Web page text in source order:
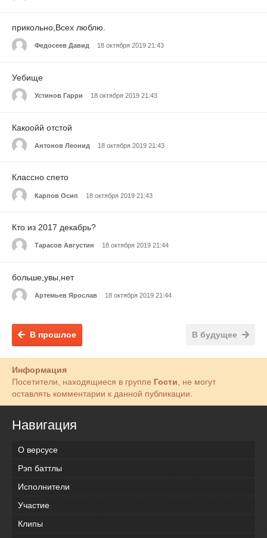
прикольно,Всех люблю.
Федосеев Давид 18 октября 2019 21:43
Уебище
Устинов Гарри 18 октября 2019 21:43
Какоойй отстой
Антонов Леонид 18 октября 2019 21:43
Классно спето
Карпов Осип 18 октября 2019 21:43
Кто из 2017 декабрь?
Тарасов Августин 18 октября 2019 21:44
больше,увы,нет
Артемьев Ярослав 18 октября 2019 21:44
В будущее
В прошлое
Информация
Посетители, находящиеся в группе Гости , не могут
оставлять комментарии к данной публикации.
Навигация
О версусе
Рэп баттлы
Исполнители
Участие
Клипы